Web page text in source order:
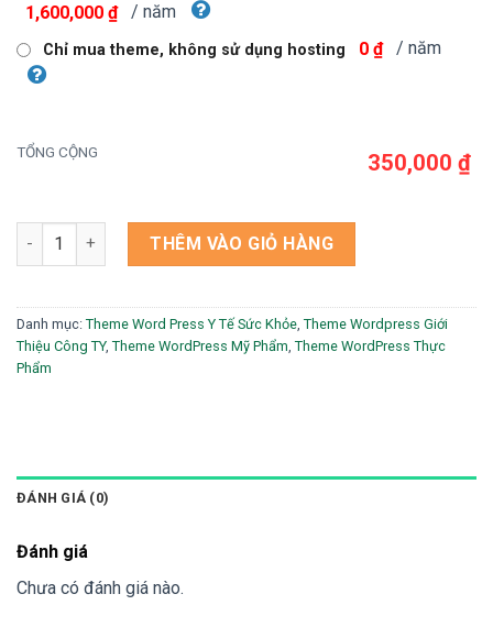
1,600,000 ₫ / năm
Chỉ mua theme, không sử dụng hosting 0 ₫ / năm
TỔNG CỘNG 350,000 ₫
Theme wordpress bán hàng thực phẩm chức năng 14 số lượng
THÊM VÀO GIỎ HÀNG
Danh mục: Theme Word Press Y Tế Sức Khỏe Theme Wordpress Giới
Thiệu Công TY, Theme WordPress Mỹ Phẩm Theme WordPress Thực
Phẩm
ĐÁNH GIÁ (0)
Đánh giá
Chưa có đánh giá nào.